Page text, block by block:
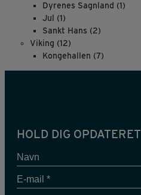
Dyrenes Sagnland (1)
Jul (1)
Sankt Hans (2)
Viking (12)
Kongehallen (7)
HOLD DIG OPDATERET
Navn
E-
mail